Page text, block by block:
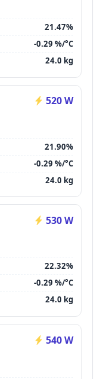
21.47%
-0.29 %/°C
24.0 kg
520 W
21.90%
-0.29 %/°C
24.0 kg
530 W
22.32%
-0.29 %/°C
24.0 kg
540 W